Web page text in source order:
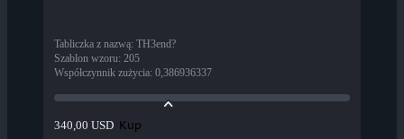
Tabliczka z nazwą: TH3end?
Szablon wzoru: 205
Współczynnik zużycia: 0,386936337
340,00 USD Kup